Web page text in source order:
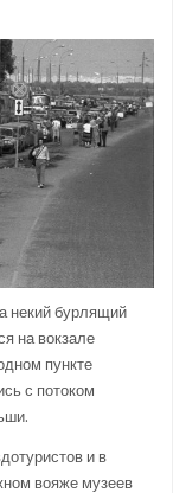
некий бурлящий
на вокзале
пункте
с потоком
и в
вояже музеев